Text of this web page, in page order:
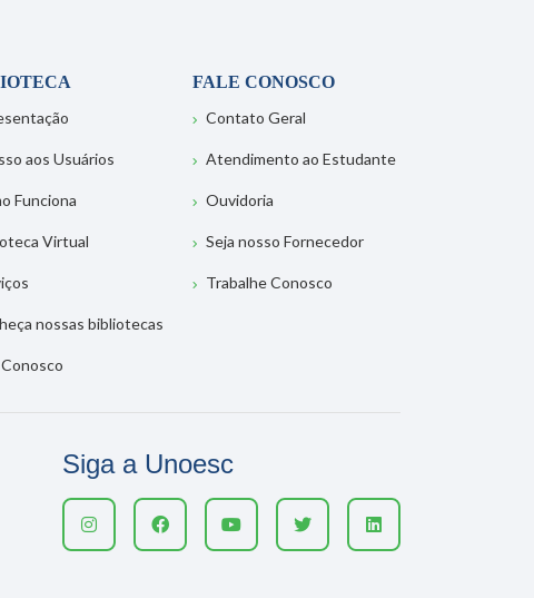
aos Usuários
Funciona
Virtual
nossas bibliotecas
FALE CONOSCO
Contato Geral
Atendimento ao Estudante
Ouvidoria
Seja nosso Fornecedor
Trabalhe Conosco
Siga a Unoesc